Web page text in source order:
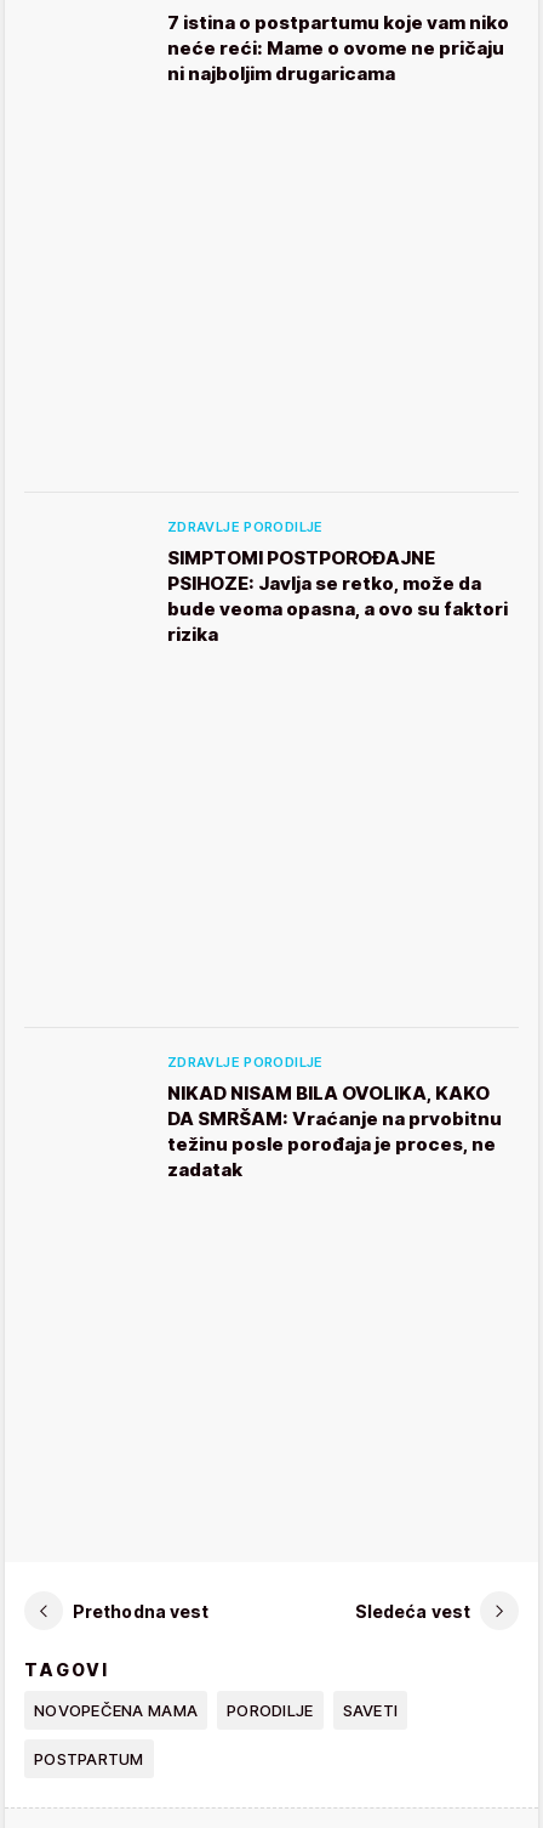
7 istina o postpartumu koje vam niko
neće reći: Mame o ovome ne pričaju
ni najboljim drugaricama
ZDRAVLJE PORODILJE
SIMPTOMI POSTPOROĐAJNE
PSIHOZE: Javlja se retko, može da
bude veoma opasna, a ovo su faktori
rizika
ZDRAVLJE PORODILJE
NIKAD NISAM BILA OVOLIKA, KAKO
DA SMRŠAM: Vraćanje na prvobitnu
težinu posle porođaja je proces, ne
zadatak
Prethodna vest Sledeća vest
TAGOVI
NOVOPEČENA MAMA PORODILJE SAVETI
POSTPARTUM